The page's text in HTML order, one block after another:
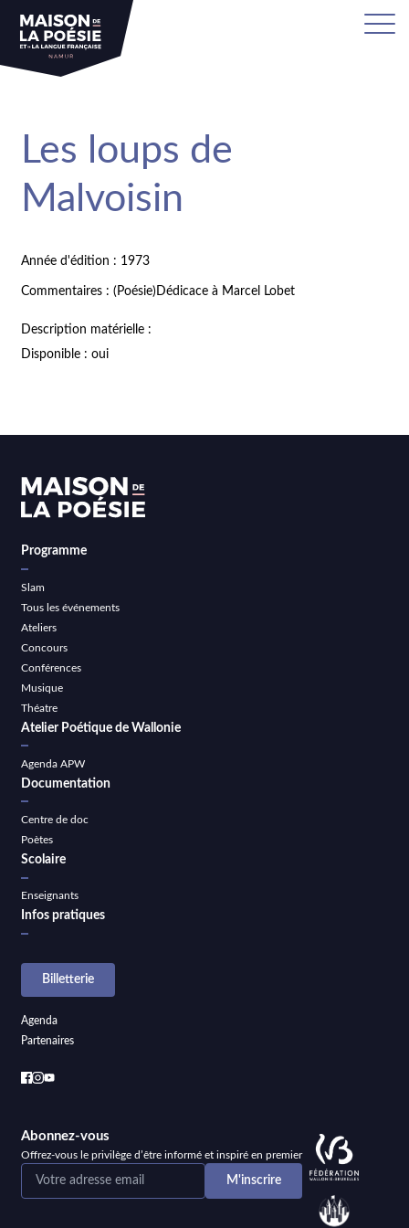
Les loups de
Malvoisin
Année d'édition : 1973
Commentaires : (Poésie)Dédicace à Marcel Lobet
Description matérielle :
Disponible : oui
Programme
Slam
Tous les événements
Ateliers
Concours
Conférences
Musique
Théatre
Atelier Poétique de Wallonie
Agenda APW
Documentation
Centre de doc
Poètes
Scolaire
Enseignants
Infos pratiques
Billetterie
Agenda
Partenaires
Abonnez-vous
Offrez-vous le privilège d’être informé et inspiré en premier